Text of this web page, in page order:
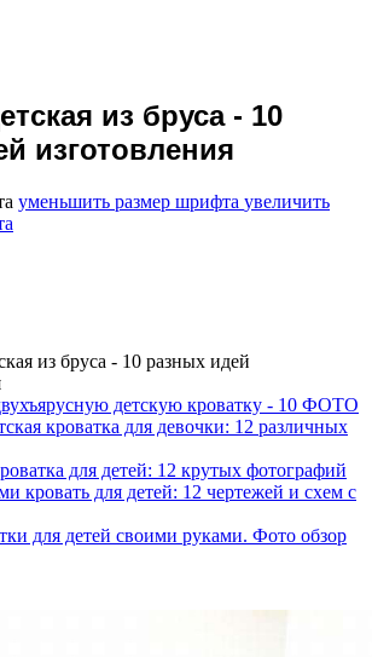
из бруса - 10
изготовления
уменьшить размер шрифта увеличить
из бруса - 10 разных идей
детскую кроватку - 10 ФОТО
кроватка для девочки: 12 различных
для детей: 12 крутых фотографий
кровать для детей: 12 чертежей и схем с
для детей своими руками. Фото обзор